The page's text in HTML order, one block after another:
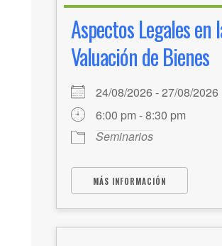
Aspectos Legales en
Valuación de Bienes
24/08/2026 - 27/08/2026
6:00 pm - 8:30 pm
Seminarios
MÁS INFORMACIÓN